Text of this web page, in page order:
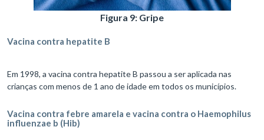
Figura 9: Gripe
Vacina contra hepatite B
Em 1998, a vacina contra hepatite B passou a ser aplicada nas
crianças com menos de 1 ano de idade em todos os municípios.
Vacina contra febre amarela e vacina contra o Haemophilus
influenzae b (Hib)